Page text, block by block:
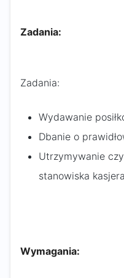
Zadania:
Zadania:
Wydawanie
Dbanie o
Utrzymywanie
stanowiska
Wymagania: